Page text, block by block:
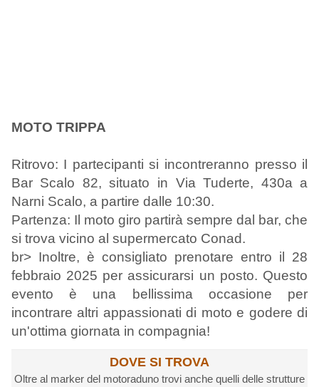
MOTO TRIPPA
Ritrovo: I partecipanti si incontreranno presso il
Bar Scalo 82, situato in Via Tuderte, 430a a
Narni Scalo, a partire dalle 10:30.
Partenza: Il moto giro partirà sempre dal bar, che
si trova vicino al supermercato Conad.
br> Inoltre, è consigliato prenotare entro il 28
febbraio 2025 per assicurarsi un posto. Questo
evento è una bellissima occasione per
incontrare altri appassionati di moto e godere di
un'ottima giornata in compagnia!
DOVE SI TROVA
Oltre al marker del motoraduno trovi anche quelli delle strutture